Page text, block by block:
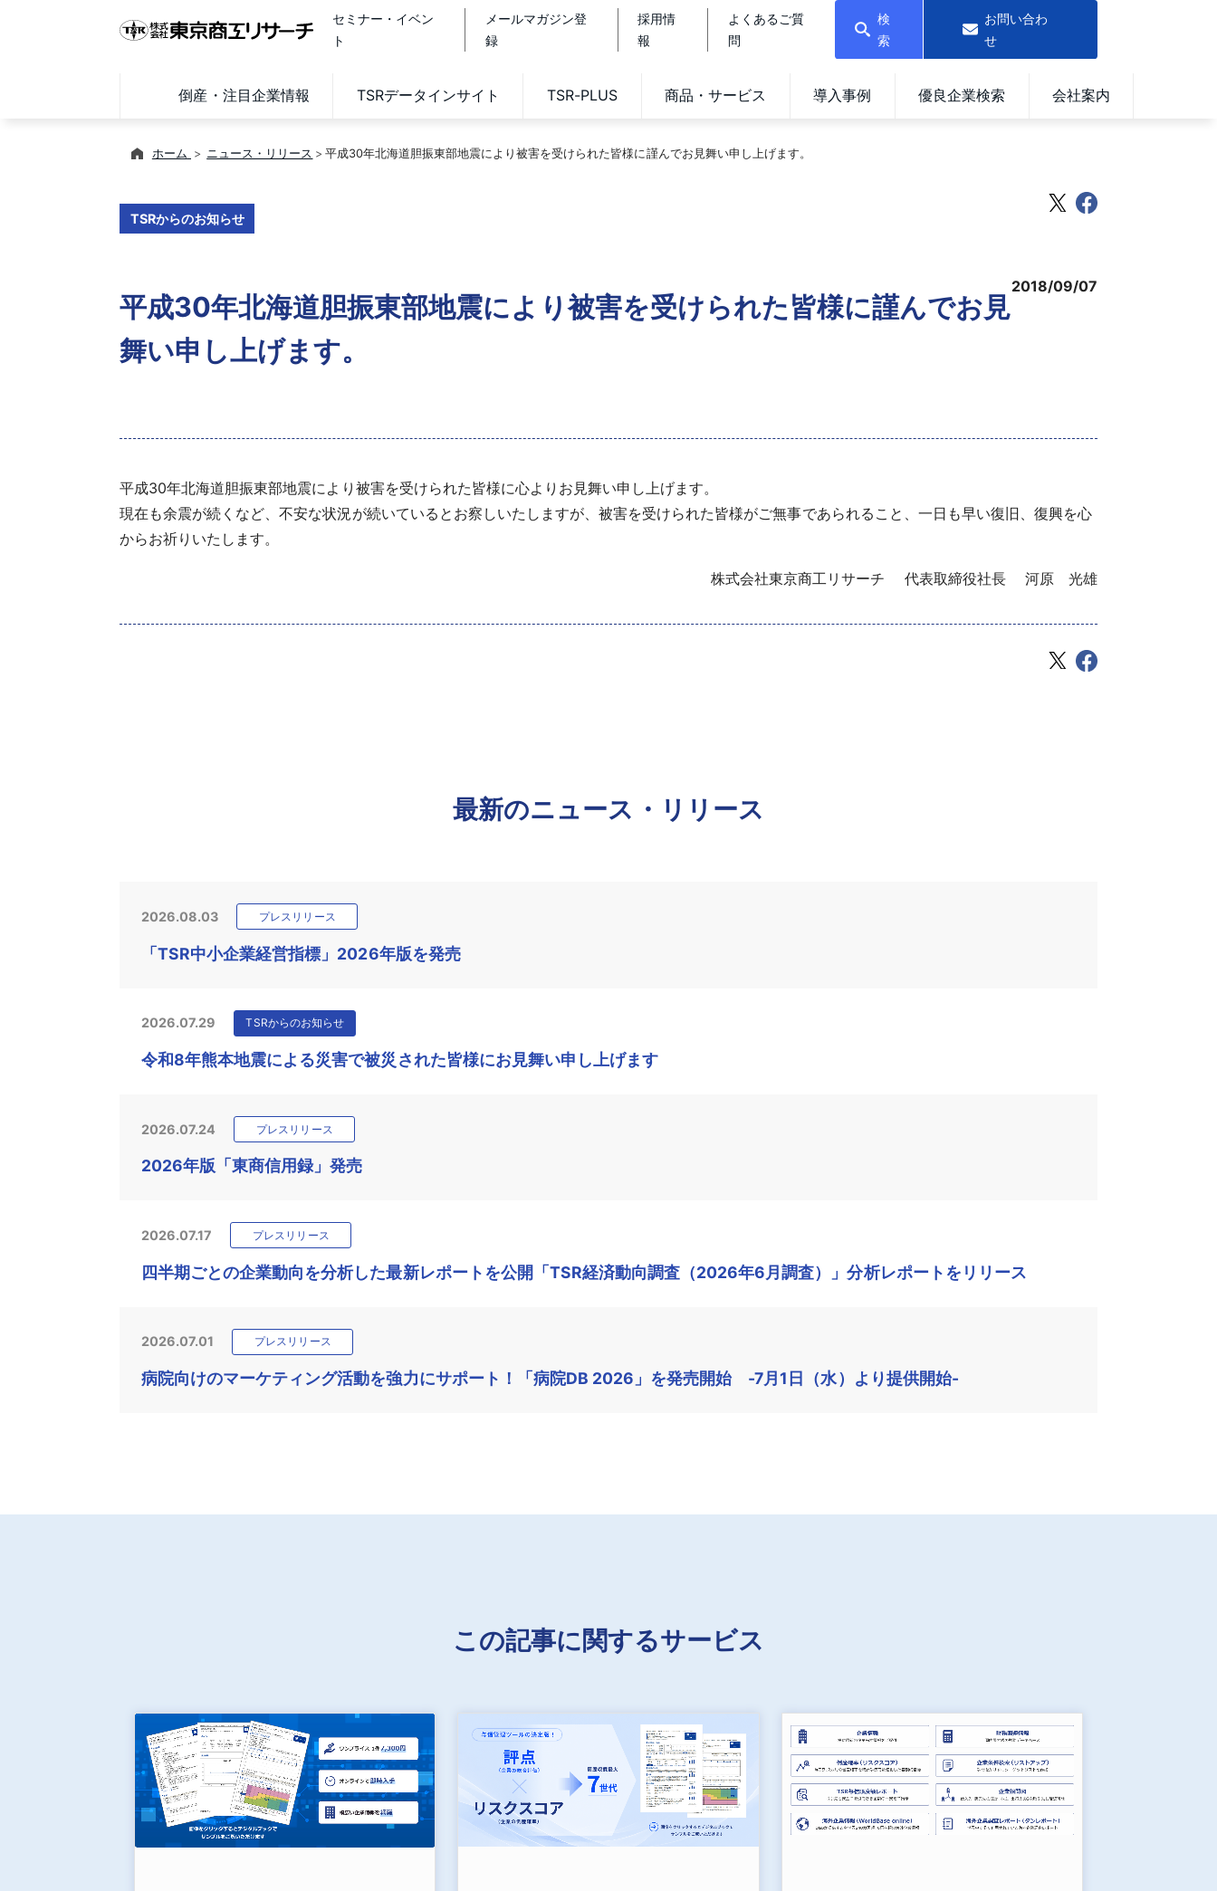
セミナー・イベン
ト
メールマガジン登
録
採用情
報
よくあるご質
問
検
索
お問い合わ
せ
倒産・注目企業情報 TSRデータインサイト TSR-PLUS 商品・サービス 導入事例 優良企業検索 会社案内
ホーム ニュース・リリース 平成30年北海道胆振東部地震により被害を受けられた皆様に謹んでお見舞い申し上げます。
TSRからのお知らせ
平成30年北海道胆振東部地震により被害を受けられた皆様に謹んでお見
舞い申し上げます。
2018/09/07
平成30年北海道胆振東部地震により被害を受けられた皆様に心よりお見舞い申し上げます。
現在も余震が続くなど、不安な状況が続いているとお察しいたしますが、被害を受けられた皆様がご無事であられること、一日も早い復旧、復興を心
からお祈りいたします。
株式会社東京商工リサーチ 代表取締役社長 河原 光雄
最新のニュース・リリース
2026.08.03 プレスリリース
「TSR中小企業経営指標」2026年版を発売
2026.07.29 TSRからのお知らせ
令和8年熊本地震による災害で被災された皆様にお見舞い申し上げます
2026.07.24 プレスリリース
2026年版「東商信用録」発売
2026.07.17 プレスリリース
四半期ごとの企業動向を分析した最新レポートを公開「TSR経済動向調査（2026年6月調査）」分析レポートをリリース
2026.07.01 プレスリリース
病院向けのマーケティング活動を強力にサポート！「病院DB 2026」を発売開始 -7月1日（水）より提供開始-
この記事に関するサービス